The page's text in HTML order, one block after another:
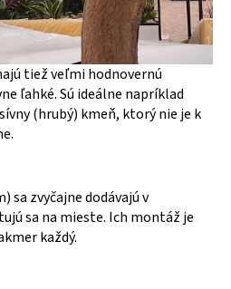
tiež veľmi hodnovernú
ľahké. Sú ideálne napríklad
(hrubý) kmeň, ktorý nie je k
sa zvyčajne dodávajú v
sa na mieste. Ich montáž je
každý.